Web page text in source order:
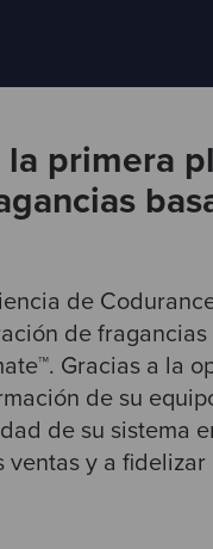
la primera
de
de fragancias
Gracias a la
de su
de su sistema
y a fidelizar